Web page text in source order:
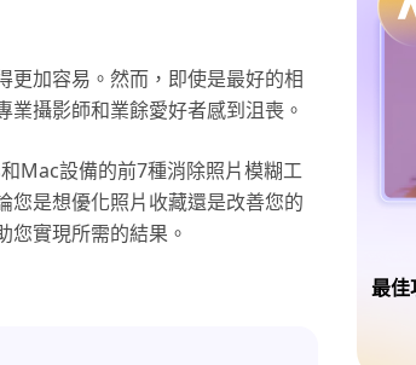
更加容易。然而，即使是最好的相
攝影師和業餘愛好者感到沮喪。
Mac設備的前7種消除照片模糊工
您是想優化照片收藏還是改善您的
您實現所需的結果。
最佳